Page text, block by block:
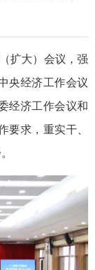
扩大）会议，强
央经济工作会议
经济工作会议和
要求，重实干、